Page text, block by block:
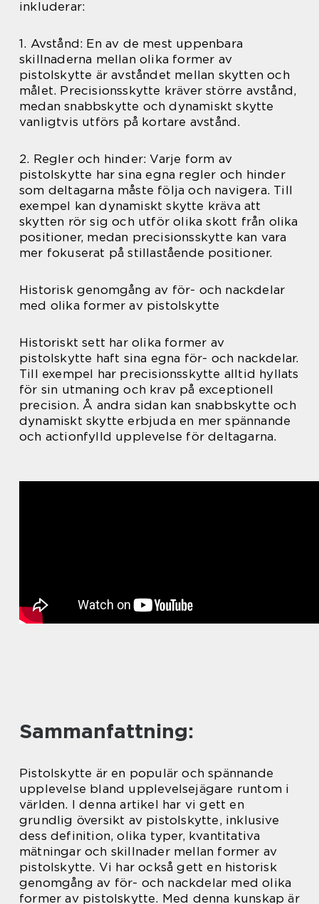
inkluderar:
1. Avstånd: En av de mest uppenbara
skillnaderna mellan olika former av
pistolskytte är avståndet mellan skytten och
målet. Precisionsskytte kräver större avstånd,
medan snabbskytte och dynamiskt skytte
vanligtvis utförs på kortare avstånd.
2. Regler och hinder: Varje form av
pistolskytte har sina egna regler och hinder
som deltagarna måste följa och navigera. Till
exempel kan dynamiskt skytte kräva att
skytten rör sig och utför olika skott från olika
positioner, medan precisionsskytte kan vara
mer fokuserat på stillastående positioner.
Historisk genomgång av för- och nackdelar
med olika former av pistolskytte
Historiskt sett har olika former av
pistolskytte haft sina egna för- och nackdelar.
Till exempel har precisionsskytte alltid hyllats
för sin utmaning och krav på exceptionell
precision. Å andra sidan kan snabbskytte och
dynamiskt skytte erbjuda en mer spännande
och actionfylld upplevelse för deltagarna.
Sammanfattning:
Pistolskytte är en populär och spännande
upplevelse bland upplevelsejägare runtom i
världen. I denna artikel har vi gett en
grundlig översikt av pistolskytte, inklusive
dess definition, olika typer, kvantitativa
mätningar och skillnader mellan former av
pistolskytte. Vi har också gett en historisk
genomgång av för- och nackdelar med olika
former av pistolskytte. Med denna kunskap är